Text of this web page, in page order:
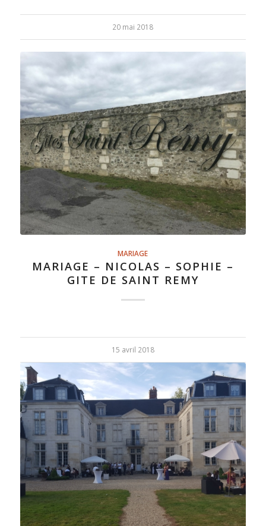
20 mai 2018
MARIAGE
MARIAGE – NICOLAS – SOPHIE –
GITE DE SAINT REMY
15 avril 2018